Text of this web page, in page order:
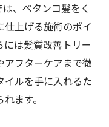
、ペタンコ髪をく
上げる施術のポイ
は髪質改善トリー
アフターケアまで徹
ルを手に入れるた
ます。